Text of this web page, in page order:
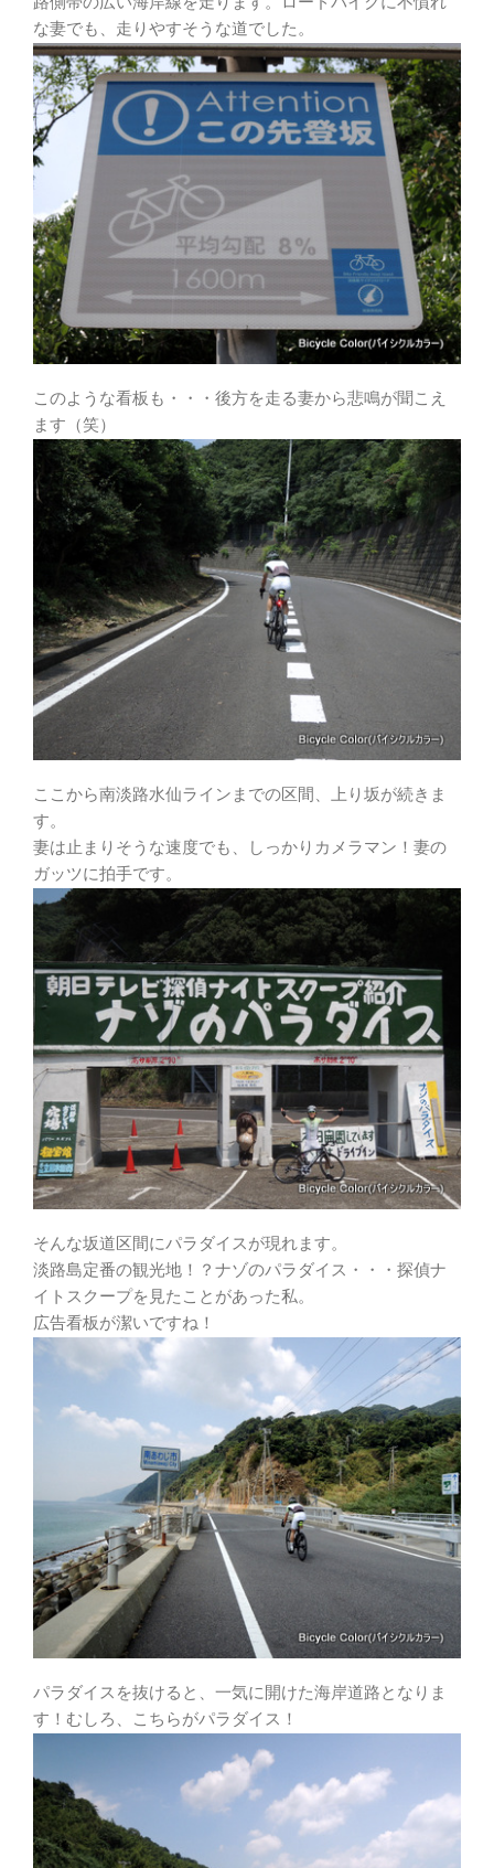
な妻でも、走りやすそうな道でした。
このような看板も・・・後方を走る妻から悲鳴が聞こえ
ます（笑）
ここから南淡路水仙ラインまでの区間、上り坂が続きま
す。
妻は止まりそうな速度でも、しっかりカメラマン！妻の
ガッツに拍手です。
そんな坂道区間にパラダイスが現れます。
淡路島定番の観光地！？ナゾのパラダイス・・・探偵ナ
イトスクープを見たことがあった私。
広告看板が潔いですね！
パラダイスを抜けると、一気に開けた海岸道路となりま
す！むしろ、こちらがパラダイス！